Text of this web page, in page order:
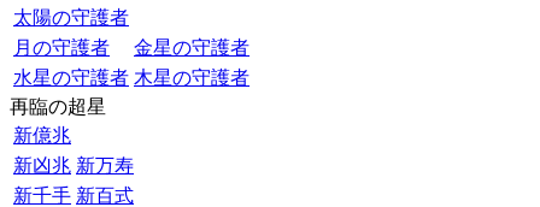
太陽の守護者
月の守護者
金星の守護者
水星の守護者 木星の守護者
再臨の超星
新億兆
新凶兆 新万寿
新千手 新百式